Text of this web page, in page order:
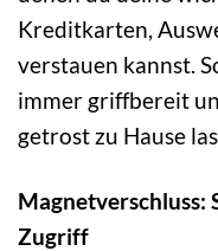
Kreditkarten,
verstauen kannst.
immer griffbereit
getrost zu Hause
Magnetverschluss:
Zugriff